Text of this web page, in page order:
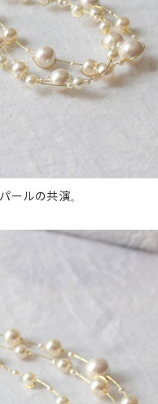
ールの共演。